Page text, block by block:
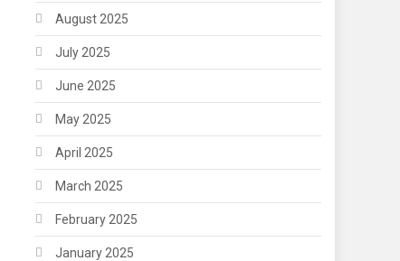
August 2025
July 2025
June 2025
May 2025
April 2025
March 2025
February 2025
January 2025